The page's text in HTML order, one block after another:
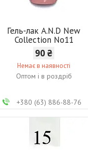
Гель-лак A.N.D New
Collection No11
90 ₴
Немає в наявності
Оптом і в роздріб
+380 (63) 886-88-76